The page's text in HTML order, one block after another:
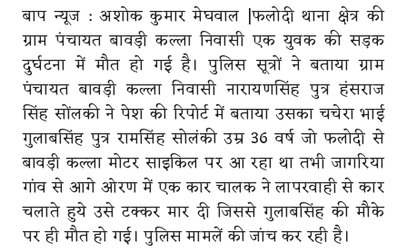
बाप न्यूज : अशोक कुमार मेघवाल |फलोदी थाना क्षेत्र की
ग्राम पंचायत बावड़ी कल्ला निवासी एक युवक की सड़क
दुर्घटना में मौत हो गई है। पुलिस सूत्रों ने बताया ग्राम
पंचायत बावड़ी कल्ला निवासी नारायणसिंह पुत्र हंसराज
सिंह सोंलकी ने पेश की रिपोर्ट में बताया उसका चचेरा भाई
गुलाबसिंह पुत्र रामसिंह सोलंकी उम्र 36 वर्ष जो फलोदी से
बावड़ी कल्ला मोटर साइकिल पर आ रहा था तभी जागरिया
गांव से आगे ओरण में एक कार चालक ने लापरवाही से कार
चलाते हुये उसे टक्कर मार दी जिससे गुलाबसिंह की मौके
पर ही मौत हो गई। पुलिस मामलें की जांच कर रही है।